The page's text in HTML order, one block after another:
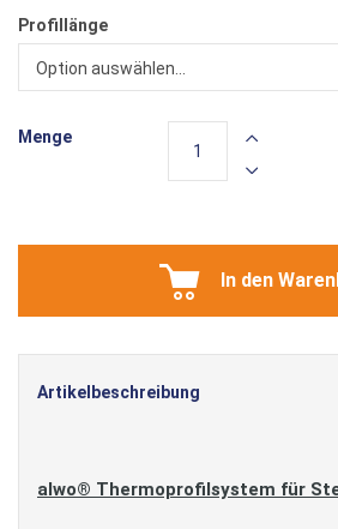
Profillänge
Option auswählen...
Menge
In den
Artikelbeschreibung
alwo® Thermoprofilsystem für